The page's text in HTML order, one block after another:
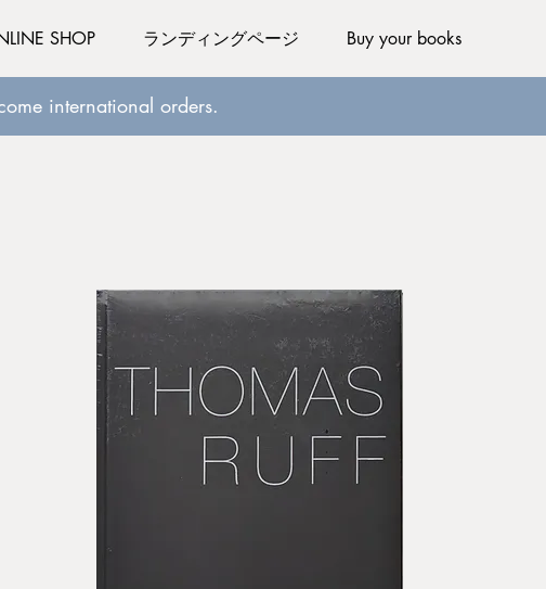
SHOP ランディングページ Buy your books
international orders.